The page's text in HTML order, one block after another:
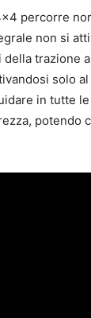
percorre
non si
trazione
solo
in tutte
potendo